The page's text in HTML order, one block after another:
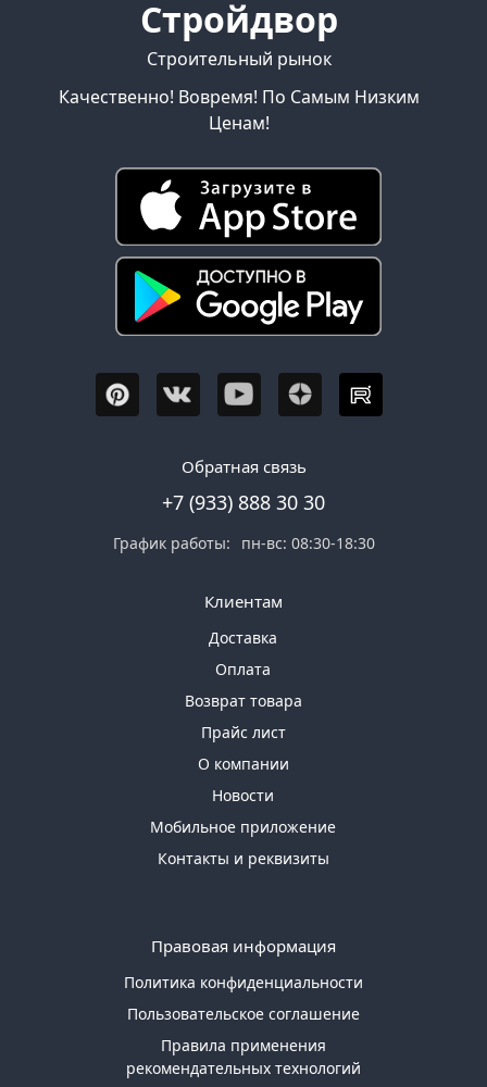
Стройдвор
Строительный рынок
Качественно! Вовремя! По Самым Низким
Ценам!
Обратная связь
+7 (933) 888 30 30
График работы: пн-вс: 08:30-18:30
Клиентам
Доставка
Оплата
Возврат товара
Прайс лист
О компании
Новости
Мобильное приложение
Контакты и реквизиты
Правовая информация
Политика конфиденциальности
Пользовательское соглашение
Правила применения
рекомендательных технологий